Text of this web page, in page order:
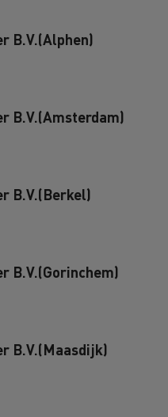
B.V.(Alphen)
B.V.(Amsterdam)
B.V.(Berkel)
B.V.(Gorinchem)
B.V.(Maasdijk)